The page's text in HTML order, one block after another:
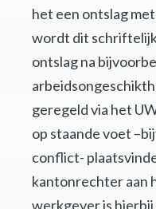
het een ontslag
wordt dit
ontslag na
geregeld via het
op staande voet
conflict-
kantonrechter aan
werkgever is